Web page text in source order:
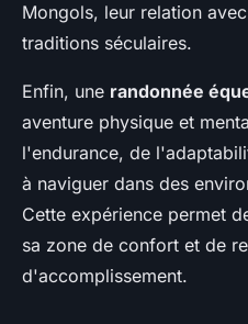
Mongols, leur relation
traditions séculaires.
Enfin, une randonnée
aventure physique et
l'endurance, de
à naviguer dans des
Cette expérience permet
sa zone de confort et de
d'accomplissement.